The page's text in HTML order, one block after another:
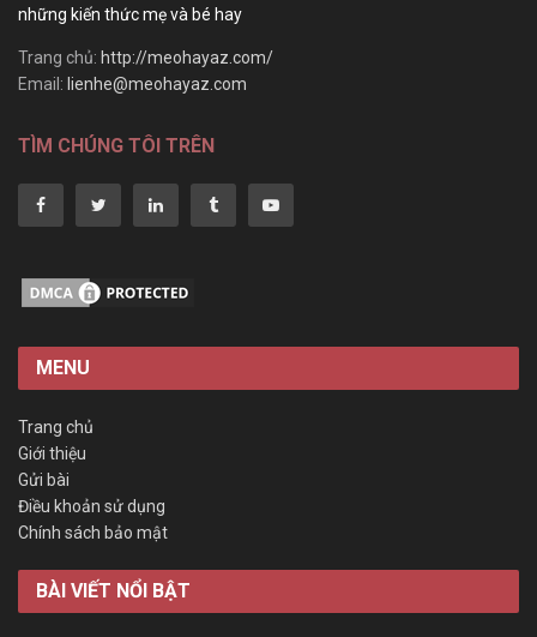
những kiến thức mẹ và bé hay
Trang chủ: http://meohayaz.com/
Email: lienhe@meohayaz.com
TÌM CHÚNG TÔI TRÊN
MENU
Trang chủ
Giới thiệu
Gửi bài
Điều khoản sử dụng
Chính sách bảo mật
BÀI VIẾT NỔI BẬT